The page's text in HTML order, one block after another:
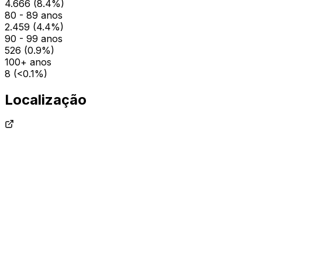
4.666 (8.4%)
80 - 89 anos
2.459 (4.4%)
90 - 99 anos
526 (0.9%)
100+ anos
8 (<0.1%)
Localização